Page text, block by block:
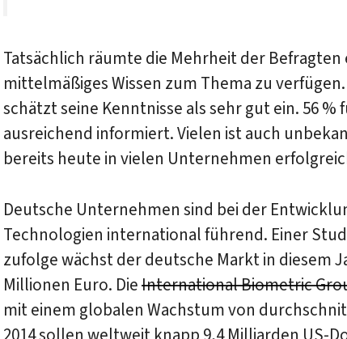
Tatsächlich räumte die Mehrheit der
mittelmäßiges Wissen zum Thema zu
schätzt seine Kenntnisse als sehr gut ein. 56 %
ausreichend informiert. Vielen ist auch
bereits heute in vielen Unternehmen
Deutsche Unternehmen sind bei der
Technologien international führend. Einer
zufolge wächst der deutsche Markt in diesem
Millionen Euro. DieInternational Biometric
mit einem globalen Wachstum von